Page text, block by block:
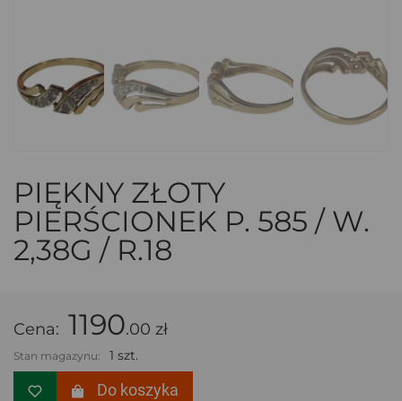
PIĘKNY ZŁOTY
PIERŚCIONEK P. 585 / W.
2,38G / R.18
Cena: 1190.00 zł
Stan magazynu: 1 szt.
Do koszyka